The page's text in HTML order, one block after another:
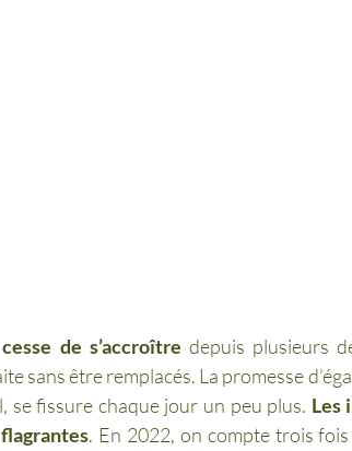
de s’accroître depuis plusieurs
sans être remplacés. La promesse
se fissure chaque jour un peu plus. Les
. En 2022, on compte trois